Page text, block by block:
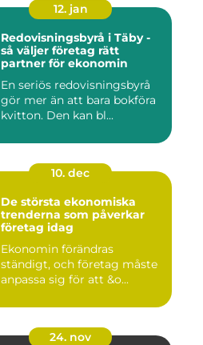
12. jan
Redovisningsbyrå i Täby -
så väljer företag rätt
partner för ekonomin
En seriös redovisningsbyrå
gör mer än att bara bokföra
kvitton. Den kan bl...
10. dec
De största ekonomiska
trenderna som påverkar
företag idag
Ekonomin förändras
ständigt, och företag måste
anpassa sig för att &o...
24. nov